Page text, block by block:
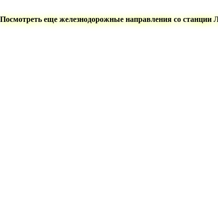
Посмотреть еще железнодорожные направления со станции